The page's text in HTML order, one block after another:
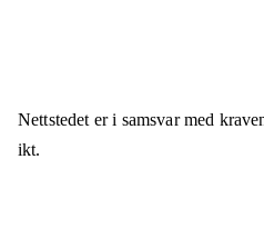
Nettstedet eri samsvarmed
ikt.